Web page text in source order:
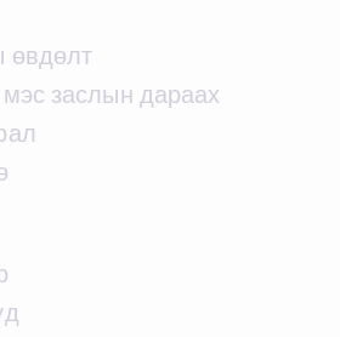
өвдөлт
заслын дараах